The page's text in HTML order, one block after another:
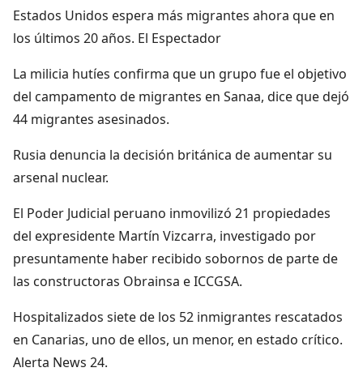
Estados Unidos espera más migrantes ahora que en
los últimos 20 años. El Espectador
La milicia hutíes confirma que un grupo fue el objetivo
del campamento de migrantes en Sanaa, dice que dejó
44 migrantes asesinados.
Rusia denuncia la decisión británica de aumentar su
arsenal nuclear.
El Poder Judicial peruano inmovilizó 21 propiedades
del expresidente Martín Vizcarra, investigado por
presuntamente haber recibido sobornos de parte de
las constructoras Obrainsa e ICCGSA.
Hospitalizados siete de los 52 inmigrantes rescatados
en Canarias, uno de ellos, un menor, en estado crítico.
Alerta News 24.